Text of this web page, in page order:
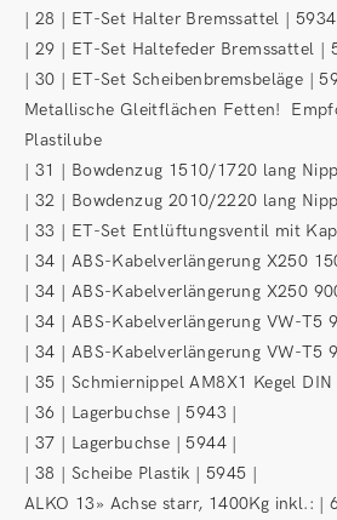
| 28 | ET-Set Halter Bremssattel |
| 29 | ET-Set Haltefeder Bremssattel |
| 30 | ET-Set Scheibenbremsbeläge |
Metallische Gleitflächen Fetten!
Plastilube
| 31 | Bowdenzug 1510/1720 lang
| 32 | Bowdenzug 2010/2220 lang
| 33 | ET-Set Entlüftungsventil mit
| 34 | ABS-Kabelverlängerung X250
| 34 | ABS-Kabelverlängerung X250
| 34 | ABS-Kabelverlängerung VW-T5
| 34 | ABS-Kabelverlängerung VW-T5
| 35 | Schmiernippel AM8X1 Kegel
| 36 | Lagerbuchse | 5943 |
| 37 | Lagerbuchse | 5944 |
| 38 | Scheibe Plastik | 5945 |
ALKO 13» Achse starr, 1400Kg inkl.: |